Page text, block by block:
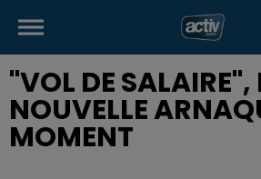
"VOL DE SALAIRE",
NOUVELLE
MOMENT